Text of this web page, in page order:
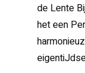
de Lente
het een